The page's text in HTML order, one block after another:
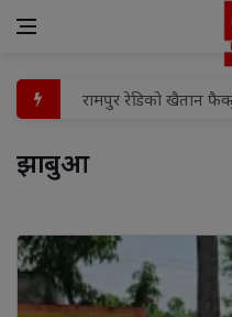
FLN प्रशिक्षण के तीसरे
शहर मंडल में भाजपा की
पूर्व विधायक विजय
विद्या, बुद्धि और विवेक से
झाबुआ